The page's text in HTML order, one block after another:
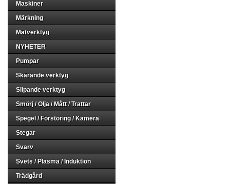
Maskiner
Märkning
Mätverktyg
NYHETER
Pumpar
Skärande verktyg
Slipande verktyg
Smörj / Olja / Mått / Trattar
Spegel / Förstoring / Kamera
Stegar
Svarv
Svets / Plasma / Induktion
Trädgård